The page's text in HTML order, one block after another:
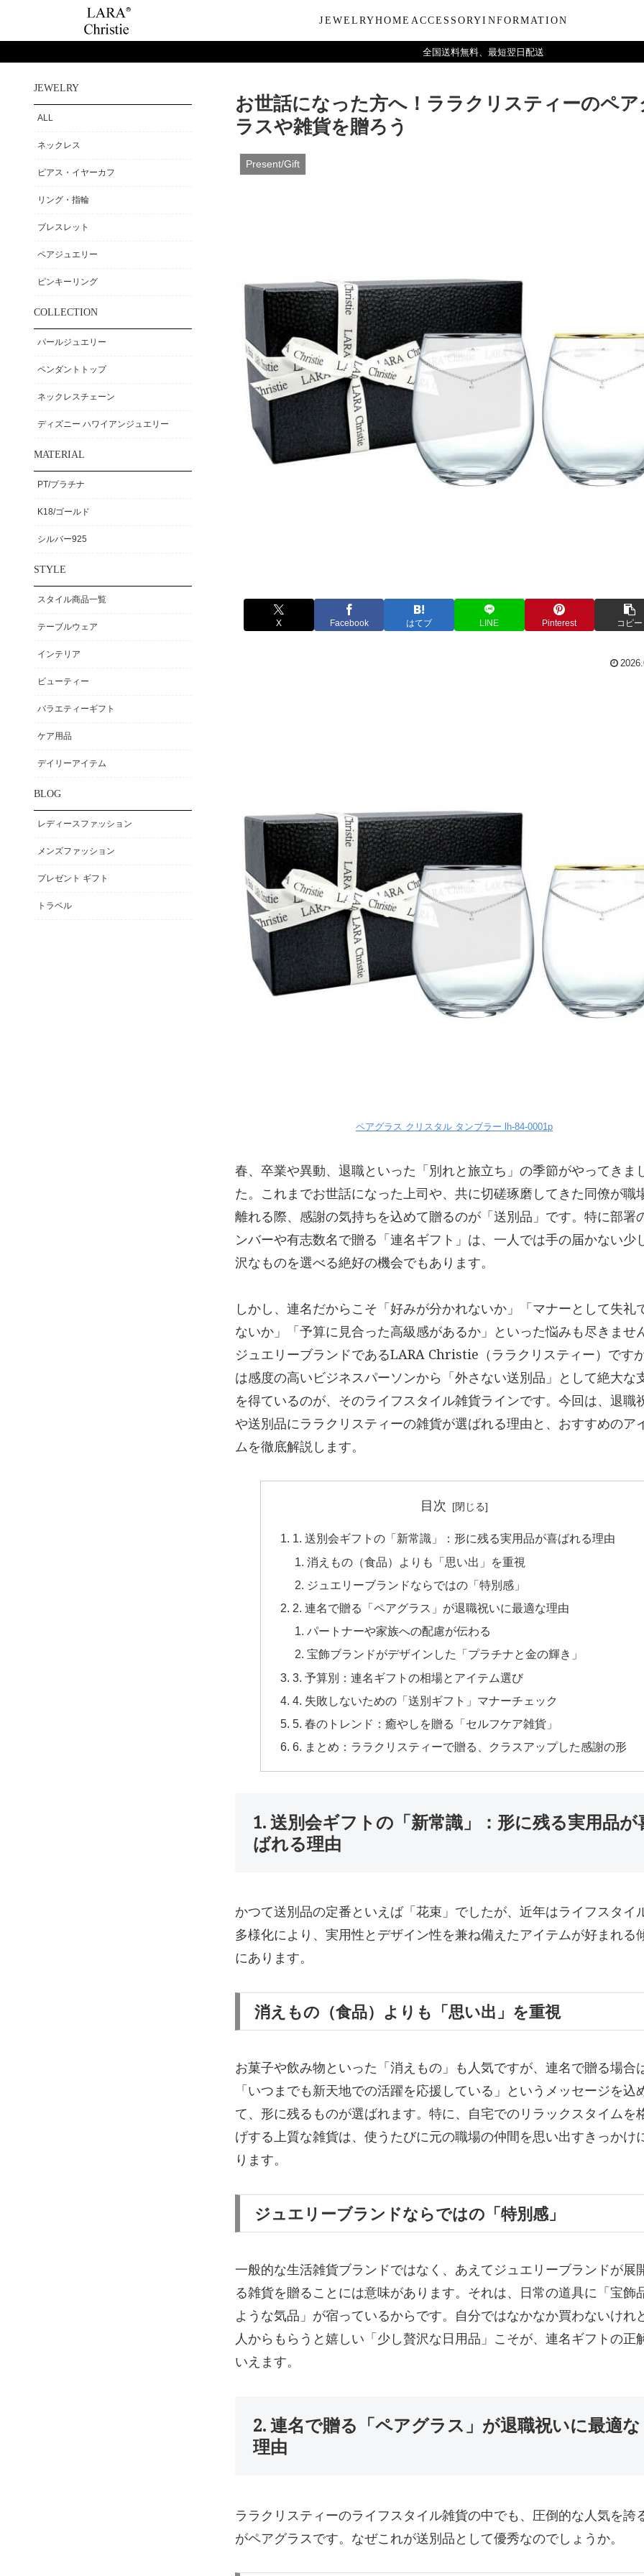
JEWELRY
ネックレス
ピアス・イヤーカフ
ブレスレット
パールジュエリー
ペンダントトップ
PT/プラチナ
HOME
ペアグラスタンブラー
ペアビアタンブラー
リードディフューザー
ケア用品
ACCESSORY
ハンドクリーム
今治タオル
今治タオルギフトセット
ジュエリーポ
INFORMATION
ショップガイド
お支払い・配送について
会社概要
ギフトラッピングサービス
レディースファッション
全国送料無料、最短翌日配送
JEWELRY
ALL
ネックレス
ピアス・イヤーカフ
リング・指輪
ブレスレット
ペアジュエリー
ピンキーリング
COLLECTION
パールジュエリー
ペンダントトップ
ネックレスチェーン
ディズニー ハワイアンジュエリー
MATERIAL
PT/プラチナ
K18/ゴールド
シルバー925
STYLE
スタイル商品一覧
テーブルウェア
インテリア
ビューティー
バラエティーギフト
ケア用品
デイリーアイテム
BLOG
レディースファッション
メンズファッション
プレゼント ギフト
トラベル
お世話になった方へ！ララクリスティーのペ
ラスや雑貨を贈ろう
Present/Gift
X Facebook はてブ LINE Pinterest コピー
ペアグラス クリスタル タンブラー lh-84-0001p
春、卒業や異動、退職といった「別れと旅立ち」の季節がやってきま
た。これまでお世話になった上司や、共に切磋琢磨してきた同僚が職
離れる際、感謝の気持ちを込めて贈るのが「送別品」です。特に部署
ンバーや有志数名で贈る「連名ギフト」は、一人では手の届かない少
沢なものを選べる絶好の機会でもあります。
しかし、連名だからこそ「好みが分かれないか」「マナーとして失礼
ないか」「予算に見合った高級感があるか」といった悩みも尽きませ
ジュエリーブランドであるLARA Christie（ララクリスティー）です
は感度の高いビジネスパーソンから「外さない送別品」として絶大な
を得ているのが、そのライフスタイル雑貨ラインです。今回は、退職
や送別品にララクリスティーの雑貨が選ばれる理由と、おすすめのア
ムを徹底解説します。
目次
1. 送別会ギフトの「新常識」：形に残る実用品が喜ばれる理由
消えもの（食品）よりも「思い出」を重視
ジュエリーブランドならではの「特別感」
2. 連名で贈る「ペアグラス」が退職祝いに最適な理由
パートナーや家族への配慮が伝わる
宝飾ブランドがデザインした「プラチナと金の輝き」
3. 予算別：連名ギフトの相場とアイテム選び
4. 失敗しないための「送別ギフト」マナーチェック
5. 春のトレンド：癒やしを贈る「セルフケア雑貨」
6. まとめ：ララクリスティーで贈る、クラスアップした感謝の形
1. 送別会ギフトの「新常識」：形に残る実用品が
ばれる理由
かつて送別品の定番といえば「花束」でしたが、近年はライフスタイ
多様化により、実用性とデザイン性を兼ね備えたアイテムが好まれる
にあります。
消えもの（食品）よりも「思い出」を重視
お菓子や飲み物といった「消えもの」も人気ですが、連名で贈る場合
「いつまでも新天地での活躍を応援している」というメッセージを込
て、形に残るものが選ばれます。特に、自宅でのリラックスタイムを
げする上質な雑貨は、使うたびに元の職場の仲間を思い出すきっかけ
ります。
ジュエリーブランドならではの「特別感」
一般的な生活雑貨ブランドではなく、あえてジュエリーブランドが展
る雑貨を贈ることには意味があります。それは、日常の道具に「宝飾
ような気品」が宿っているからです。自分ではなかなか買わないけれ
人からもらうと嬉しい「少し贅沢な日用品」こそが、連名ギフトの正
いえます。
2. 連名で贈る「ペアグラス」が退職祝いに最適な
理由
ララクリスティーのライフスタイル雑貨の中でも、圧倒的な人気を誇
がペアグラスです。なぜこれが送別品として優秀なのでしょうか。